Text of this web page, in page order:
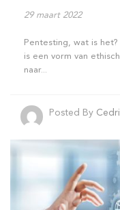
29 maart 2022
Pentesting, wat is
is een vorm van
naar...
Posted By